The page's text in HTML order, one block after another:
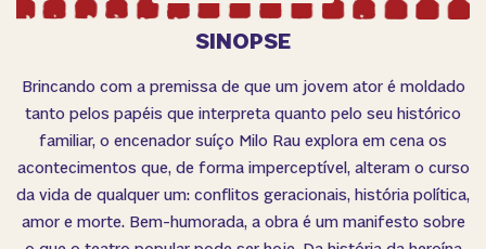
SINOPSE
Brincando com a premissa de que um jovem ator é moldado
tanto pelos papéis que interpreta quanto pelo seu histórico
familiar, o encenador suíço Milo Rau explora em cena os
acontecimentos que, de forma imperceptível, alteram o curso
da vida de qualquer um: conflitos geracionais, história política,
amor e morte. Bem-humorada, a obra é um manifesto sobre